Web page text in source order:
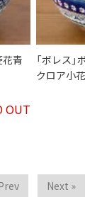
花青
OUT
「ボレス
クロア小花
Next »